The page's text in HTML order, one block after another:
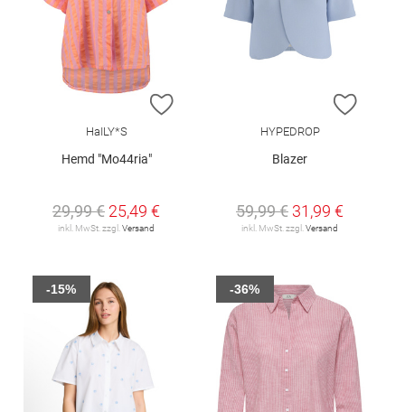
ZUR WUNSCHLISTE HINZUFÜGEN
HaILY*S
Hemd "Mo44ria"
29,99 € 25,49 €
inkl. MwSt. zzgl.Versand
ZUR
HYPEDROP
Blazer
59,99 € 31,99 €
inkl. MwSt. zzgl.Versand
-15% -36%